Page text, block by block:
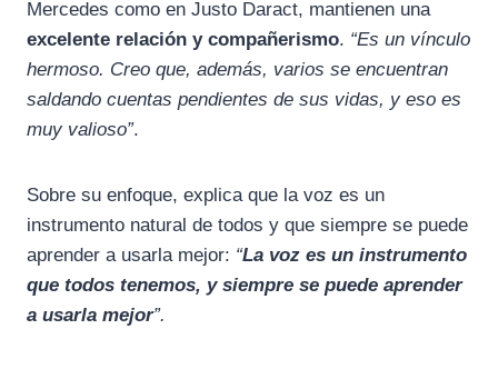
Mercedes como en Justo Daract, mantienen una
excelente relación y compañerismo. “Es un vínculo
hermoso. Creo que, además, varios se encuentran
saldando cuentas pendientes de sus vidas, y eso es
muy valioso”.
Sobre su enfoque, explica que la voz es un
instrumento natural de todos y que siempre se puede
aprender a usarla mejor: “La voz es un instrumento
que todos tenemos, y siempre se puede aprender
a usarla mejor”.